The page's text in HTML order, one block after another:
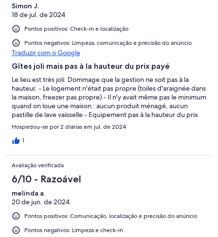
Simon J.
18 de jul. de 2024
Pontos positivos: Check-in e localização
Pontos negativos: Limpeza, comunicação e precisão do anúncio
Traduzir com o Google
Gîtes joli mais pas à la hauteur du prix payé
Le lieu est très joli. Dommage que la gestion ne soit pas à la
hauteur. - Le logement n'était pas propre (toiles d'araignée dans
la maison, freezer pas propre) - Il n'y avait même pas le minimum
quand on loue une maison : aucun produit ménagé, aucun
pastille de lave vaisselle - Equipement pas à la hauteur du prix
payé, notamment le mobilier d'extérieur (vétuste) ... il fallait
même venir avec ses propres torchons (je n'ai jamais vu ça) Un
élément pour illustrer la chose : à mon arrivée, je fais la
pour le lave vaisselle. Le gérant me dit : "Mince, j'ai oublié d'en
mettre dans votre logement. Dommage !"... il n'a pas poursuivi la
conversation et n'a même pas proposé de m'en apporter.
Dernier point : il a fallu 3 relances pour récupérer le chèque de
caution. Expérience très déceptive. Dommage car le cadre était
joli.
Hospedou-se por 2 diárias em jul. de 2024
1
Avaliação verificada
6/10 - Razoável
melinda a.
20 de jun. de 2024
Pontos positivos: Comunicação, localização e precisão do anúncio
Pontos negativos: Limpeza e check-in